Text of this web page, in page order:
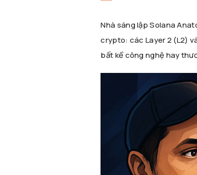
Nhà sáng lập Solana
crypto: các Layer 2 (L2)
bất kể công nghệ hay